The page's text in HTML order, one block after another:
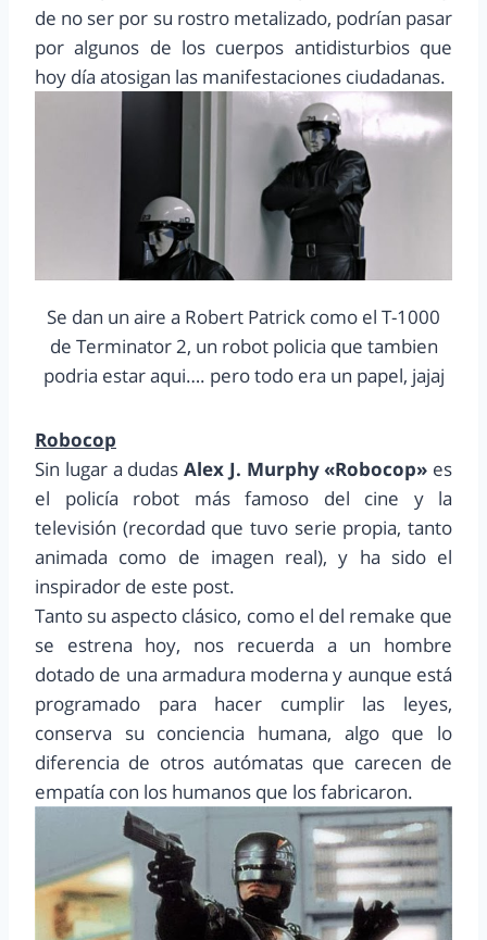
de no ser por su rostro metalizado, podrían pasar
por algunos de los cuerpos antidisturbios que
hoy día atosigan las manifestaciones ciudadanas.
Se dan un aire a Robert Patrick como el T-1000
de Terminator 2, un robot policia que tambien
podria estar aqui…. pero todo era un papel, jajaj
Robocop
Sin lugar a dudas Alex J. Murphy «Robocop» es
el policía robot más famoso del cine y la
televisión (recordad que tuvo serie propia, tanto
animada como de imagen real), y ha sido el
inspirador de este post.
Tanto su aspecto clásico, como el del remake que
se estrena hoy, nos recuerda a un hombre
dotado de una armadura moderna y aunque está
programado para hacer cumplir las leyes,
conserva su conciencia humana, algo que lo
diferencia de otros autómatas que carecen de
empatía con los humanos que los fabricaron.